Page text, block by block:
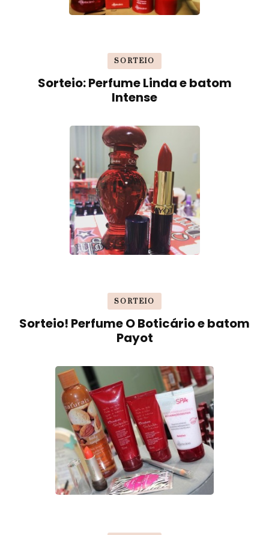
SORTEIO
Sorteio: Perfume Linda e batom
Intense
SORTEIO
Sorteio! Perfume O Boticário e batom
Payot